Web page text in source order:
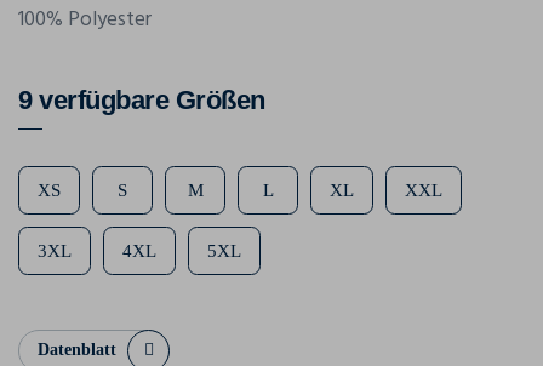
100% Polyester
9 verfügbare Größen
XS S M L XL XXL
3XL 4XL 5XL
Datenblatt